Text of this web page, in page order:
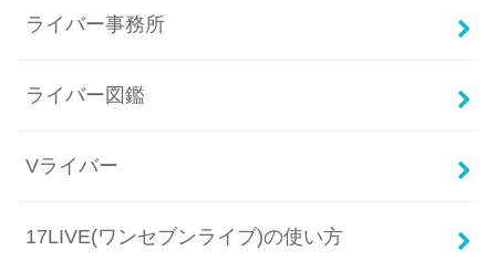
ライバー事務所
ライバー図鑑
Vライバー
17LIVE(ワンセブンライブ)の使い方